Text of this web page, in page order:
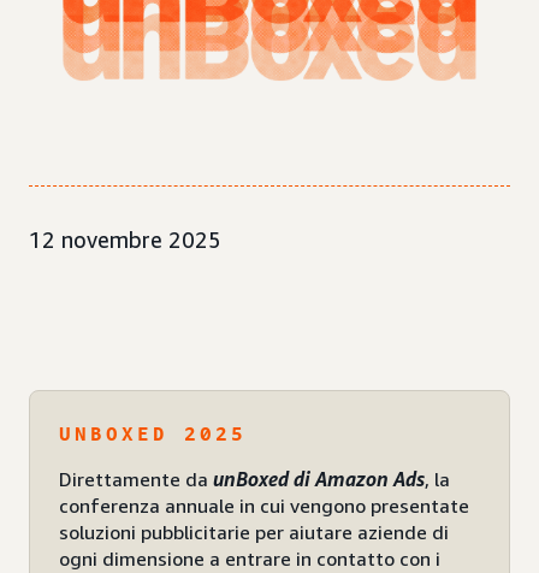
12 novembre 2025
UNBOXED 2025
Direttamente da unBoxed di Amazon Ads, la
conferenza annuale in cui vengono presentate
soluzioni pubblicitarie per aiutare aziende di
ogni dimensione a entrare in contatto con i